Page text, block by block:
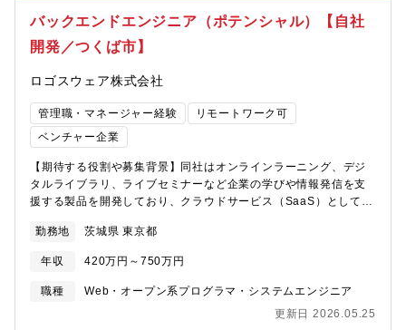
ート、1on1ミーティングの実施、フィードバック・相互コードレ
ビュー、技術的な設計判断、品質担保活動・部署グループまたは
チーム内の課題発見と解決策の実行技術的リーダーシップ・チー
セスの改善提案と実行・技術的な課題の解決、メンバーからの技
開発、テスト、リリース、運用・プロダクトマネージャーやデザ
イナーとの連携、仕様調整メンバー育成と採用・チームメンバー
のスキルアップ支援、育成計画の作成と実行・採用活動への参加
（書類選考、面接など）【働き方】エンジニアは週3日の在宅勤務
が許可されています。グループ毎に出社日を決めており、チーム
コミュニケーションの活発化を図っています。【組織について】
フロントエンドエンジニア、バックエンドエンジニア、SREエン
ジニアで構成されています。一部のプロダクトでは、アジャイル
に対応しながらプロダクト開発を進めています。私たちは、オー
プンなコミュニケーションと心理的安全性を重視し、メンバー一
人ひとりが意見を発信しやすく、互いに学び合い、高め合えるチ
バックエンドエンジニア（ポテンシャル）【自社
開発／つくば市】
ロゴスウェア株式会社
管理職・マネージャー経験
リモートワーク可
ベンチャー企業
【期待する役割や募集背景】同社はオンラインラーニング、デジ
タルライブラリ、ライブセミナーなど企業の学びや情報発信を支
援する製品を開発しており、クラウドサービス（SaaS）としてお
ックエンドエンジニアとしてご活躍頂きます。設計、実装、テス
ト、リリース、運用まで、一貫して対応していただきます。バッ
クエンドエンジニアの募集とはなりますが、面接で皆様のご希望
の業務やキャリアを伺いながら、一緒にポジションを考えていけ
割から、携わるプロダクトまで、あなたにぴったりの入り口を提
勤務地 茨城県 東京都
年収 420万円～750万円
職種
Web・オープン系プログラマ・システムエンジニア
更新日 2026.05.25